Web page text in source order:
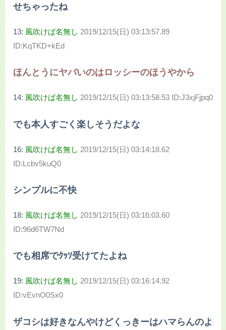
せちゃったね
13: 風吹けば名無し 2019/12/15(日) 03:13:57.89
ID:KqTKD+kEd
ほんとうにヤバいのはロッシーのほうやから
14: 風吹けば名無し 2019/12/15(日) 03:13:58.53 ID:J3xjFjpq0
でも本人すごく楽しそうだよな
16: 風吹けば名無し 2019/12/15(日) 03:14:18.62
ID:Lcbv5kuQ0
シンプルに不快
18: 風吹けば名無し 2019/12/15(日) 03:16:03.60
ID:96d6TW7Nd
でも相席でｸｯｿ受けてたよね
19: 風吹けば名無し 2019/12/15(日) 03:16:14.92
ID:vEvnO0Sx0
ザコシは好きなんやけどくっきーはハマらんのよ